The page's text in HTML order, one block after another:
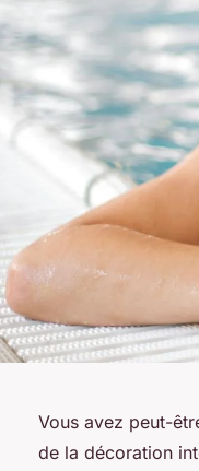
Vous avez peut-
de la décoration